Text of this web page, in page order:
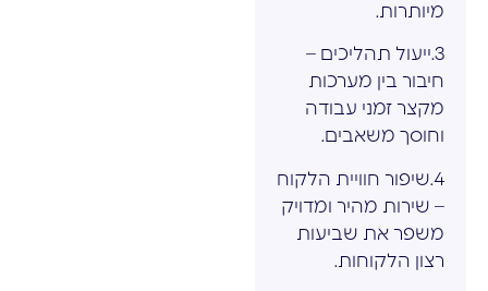
מיותרות.
3.ייעול תהליכים –
חיבור בין מערכות
מקצר זמני עבודה
וחוסך משאבים.
4.שיפור חוויית הלקוח
– שירות מהיר ומדויק
משפר את שביעות
רצון הלקוחות.